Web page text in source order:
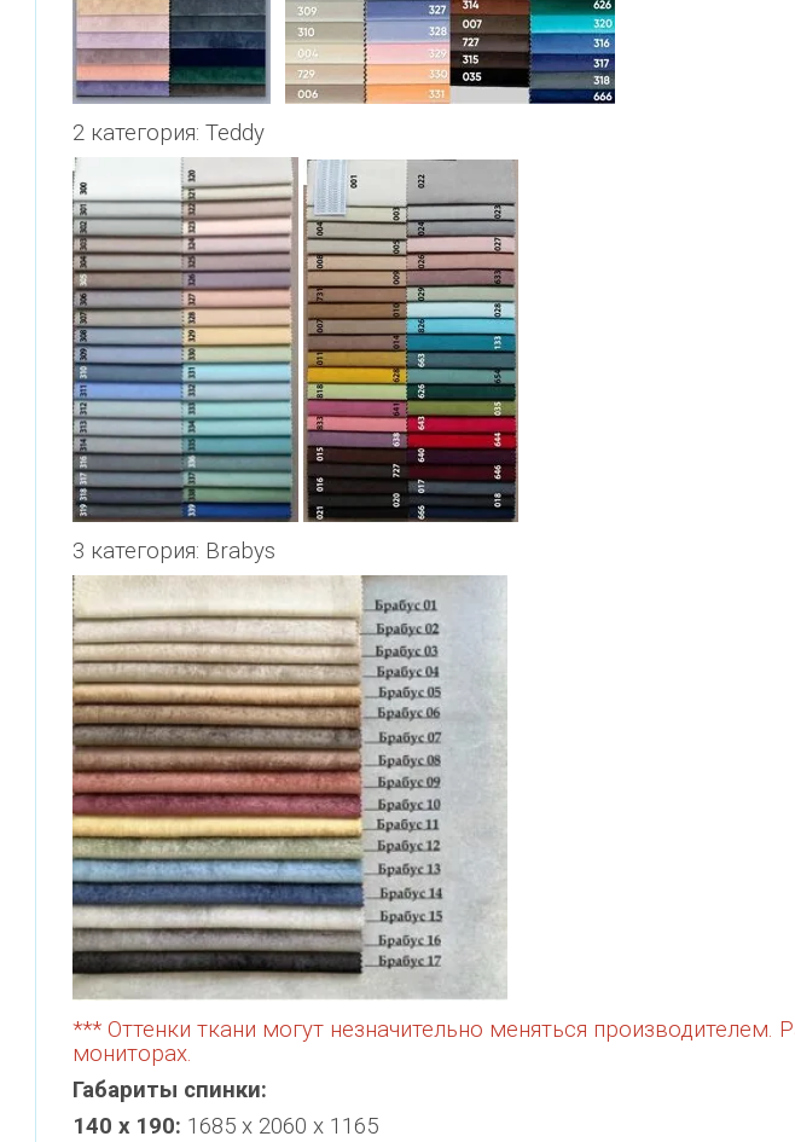
2 категория: Teddy
3 категория: Brabys
*** Оттенки ткани могут незначительно меняться
мониторах.
Габариты спинки:
140 х 190: 1685 х 2060 х 1165